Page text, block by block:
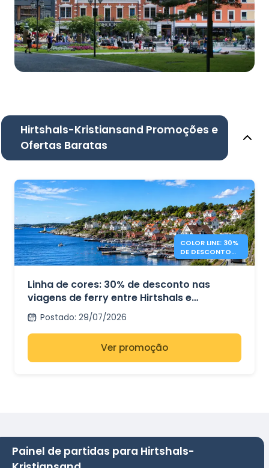
Hirtshals-Kristiansand Promoções e
Ofertas Baratas
COLOR LINE: 30%
DE DESCONTO
EM FERRIES
NORUEGA
Linha de cores: 30% de desconto nas
viagens de ferry entre Hirtshals e
Kristiansand.
Postado: 29/07/2026
Ver promoção
Painel de partidas para Hirtshals-